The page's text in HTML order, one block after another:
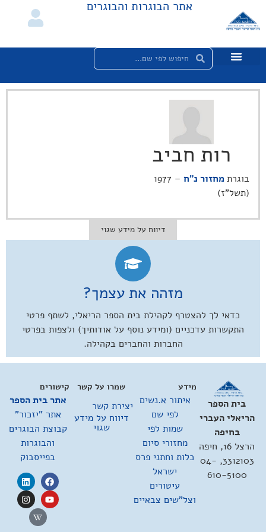
אתר הבוגרות והבוגרים
רות חביב
בוגרתמחזור נ"ח
– 1977
(תשל"ז)
דיווח על מידע שגוי
מזהה את עצמך?
כדאי לך להצטרף לקהילת בית הספר הריאלי, לשתף פרטי
התקשרות עדכניים (ומידע נוסף על אודותיך) ולצפות בפרטי
החברות והחברים בקהילה.
בית הספר
הריאלי העברי
בחיפה
הרצל 16, חיפה
3312103, 04-
610-5100
מידע
איתור א.נשים
לפי שם
שמות לפי
מחזורי סיום
כלות וחתני פרס
ישראל
עיטורים
וצל"שים צבאיים
קישורים
אתר בית הספר
אתר "יזכור"
קבוצת הבוגרים
והבוגרות
בפייסבוק
שמרו על קשר
יצירת קשר
דיווח על מידע
שגוי